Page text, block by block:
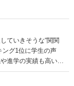
ていきそうな“関関
グ1位に学生の声
進学の実績も高い」